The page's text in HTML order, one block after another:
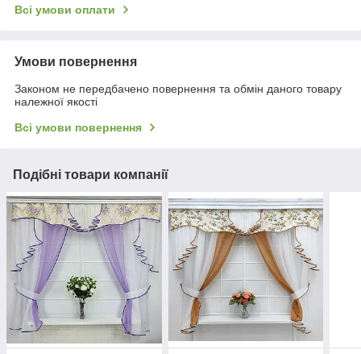
Всі умови оплати
Умови повернення
Законом не передбачено повернення та обмін даного товару
належної якості
Всі умови повернення
Подібні товари компанії